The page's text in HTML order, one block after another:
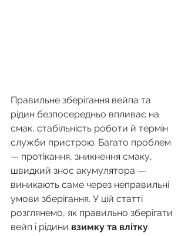
Правильне зберігання вейпа та
рідин безпосередньо впливає на
смак, стабільність роботи й термін
служби пристрою. Багато проблем
— протікання, зникнення смаку,
швидкий знос акумулятора —
виникають саме через неправильні
умови зберігання. У цій статті
розглянемо, як правильно зберігати
вейп і рідини взимку та влітку.